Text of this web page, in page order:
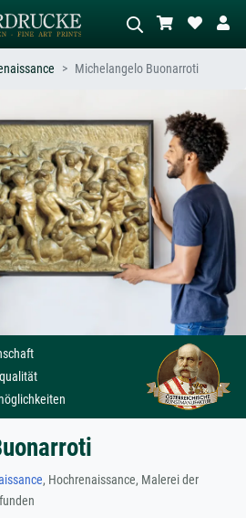
Welle
Beschreiben Sie die Szene – z.B. Grüne
Wiese, Abstrakt mit viel Rot, Dunkles
Ölgemälde, Stehender Akt neben einem
Baum.
Michelangelo Buonarroti
, Hochrenaissance, Malerei der